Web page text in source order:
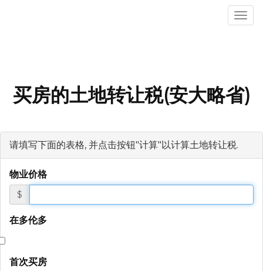
菜
买房的土地转让税(安大略省)
请填写下面的表格, 并点击按钮"计算"以计算土地转让税.
物业价格
$
在多伦多
首次买房